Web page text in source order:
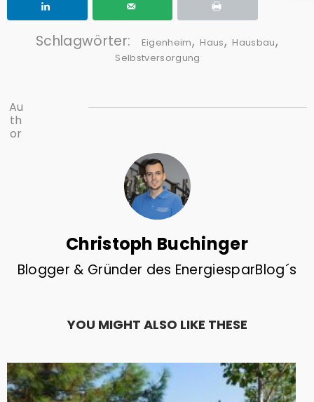
Schlagwörter: Eigenheim, Haus, Hausbau,
Selbstversorgung
Au
th
or
Christoph Buchinger
Blogger & Gründer des EnergiesparBlog´s
YOU MIGHT ALSO LIKE THESE